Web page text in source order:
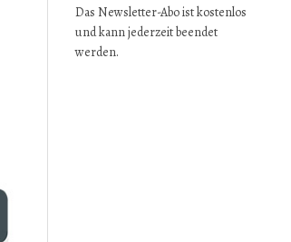
Das Newsletter-Abo ist kostenlos
und kann jederzeit beendet
werden.